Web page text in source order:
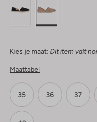
Kies je maat: Dit item valt
Maattabel
35 36 37